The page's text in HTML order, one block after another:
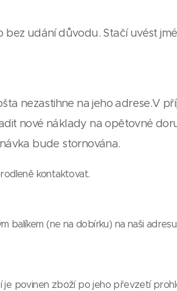
udání důvodu. Stačí uvést
nezastihne na jeho adrese.V
nové náklady na opětovné
bude stornována.
kontaktovat.
(ne na dobírku) na naši
je povinen zboží po jeho převzetí